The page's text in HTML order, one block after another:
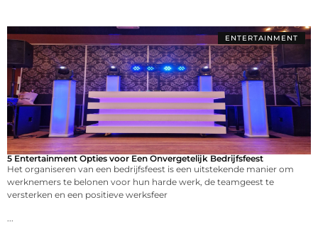
ENTERTAINMENT
5 Entertainment Opties voor Een Onvergetelijk Bedrijfsfeest
Het organiseren van een bedrijfsfeest is een uitstekende manier om
werknemers te belonen voor hun harde werk, de teamgeest te
versterken en een positieve werksfeer